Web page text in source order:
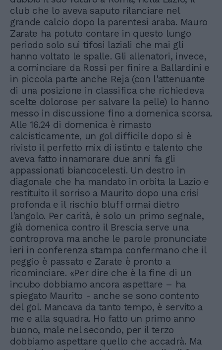
club che lo aveva saputo rilanciare nel
grande calcio dopo la parentesi araba. Mauro
Zarate ha potuto contare in questo lungo
periodo solo sui tifosi laziali che mai gli
hanno voltato le spalle. Gli allenatori, invece,
a cominciare da Rossi per finire a Ballardini e
in piccola parte anche Reja (con l'attenuante
di una posizione in classifica che richiedeva
scelte dolorose per salvare la pelle) lo hanno
messo in discussione fino a domenica scorsa.
Alle 16.24 di domenica è rimasto
calcisticamente, un gol difficile dopo si è
rivisto il perfetto mix di istinto e talento che
aveva fatto innamorare due anni fa gli
appassionati biancocelesti. Un destro in
diagonale che ha mandato in orbita la Lazio e
restituito il sorriso a Maurito dopo una crisi
profonda e il rischio bluff ormai dietro
l'angolo. Per carità, è solo un primo segnale,
già domenica contro il Brescia serve una
controprova ma anche le parole pronunciate
ieri in conferenza stampa confermano che il
peggio è passato e Zarate è pronto a
ricominciare. «Per dire che è la fine di un
incubo dobbiamo ancora aspettare – ha
spiegato Maurito - anche se sono contento
del gol. Mancava da tanto tempo, è servito a
me e alla squadra. Ho fatto un primo anno
buono, male nel secondo, per il terzo
dobbiamo aspettare quello che accadrà. Ma